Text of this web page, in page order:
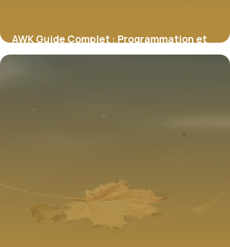
AWK Guide Complet : Programmation et
Scripts Unix